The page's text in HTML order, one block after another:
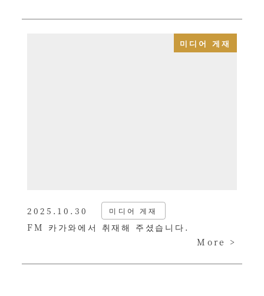
미디어 게재
FM 카가와에서 취재해 주셨습니다.
게시됨
2025.10.30 미디어 게재